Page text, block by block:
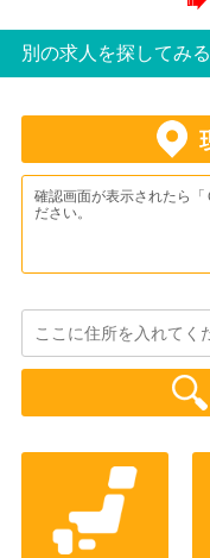
別の求人を探してみる
確認画面が表示されたら「
ださい。